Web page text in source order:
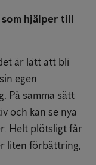
hjälper till
är lätt att bli
egen
På samma sätt
och kan se nya
Helt plötsligt får
liten förbättring,